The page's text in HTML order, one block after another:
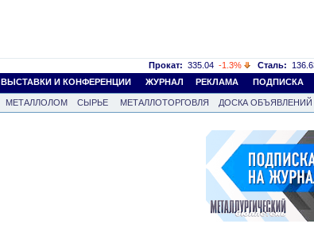
Прокат: 335.04 -1.3% Сталь:
ВЫСТАВКИ И КОНФЕРЕНЦИИ ЖУРНАЛ РЕКЛАМА ПОДПИСКА
МЕТАЛЛОЛОМ СЫРЬЕ МЕТАЛЛОТОРГОВЛЯ
ДОСКА ОБЪЯВЛЕНИЙ